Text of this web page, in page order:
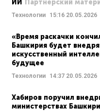
ИИ
Партнерский
Технологии 15:16 20.05.2026
«Время раскачки
Башкирия будет
искусственный
будущее
Технологии 14:37 20.05.2026
Хабиров поручил
министерствах